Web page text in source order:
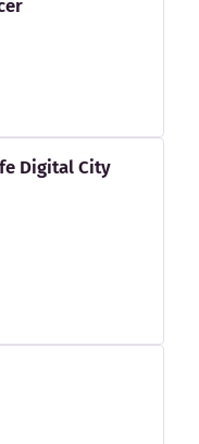
Digital City